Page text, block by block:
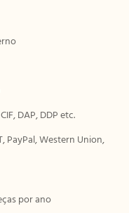
DAP, DDP etc.
PayPal, Western Union,
por ano